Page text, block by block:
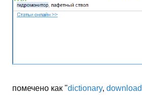
помечено как "dictionary, download